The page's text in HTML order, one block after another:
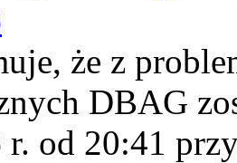
że z
DBAG
od 20:41